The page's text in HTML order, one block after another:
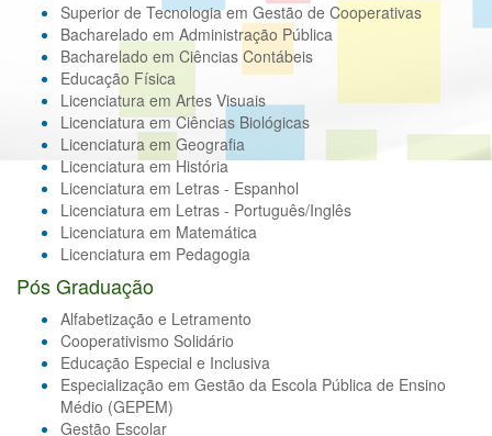
Superior de Tecnologia em Gestão de Cooperativas
Bacharelado em Administração Pública
Bacharelado em Ciências Contábeis
Educação Física
Licenciatura em Artes Visuais
Licenciatura em Ciências Biológicas
Licenciatura em Geografia
Licenciatura em História
Licenciatura em Letras - Espanhol
Licenciatura em Letras - Português/Inglês
Licenciatura em Matemática
Licenciatura em Pedagogia
Pós Graduação
Alfabetização e Letramento
Cooperativismo Solidário
Educação Especial e Inclusiva
Especialização em Gestão da Escola Pública de Ensino
Médio (GEPEM)
Gestão Escolar